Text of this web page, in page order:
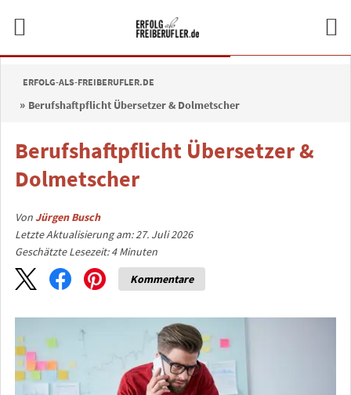
ERFOLG-ALS-FREIBERUFLER.DE
Berufshaftpflicht Übersetzer & Dolmetscher
Berufshaftpflicht Übersetzer &
Dolmetscher
VonJürgen Busch
Letzte Aktualisierung am: 27. Juli 2026
Geschätzte Lesezeit:4 Minuten
Kommentare